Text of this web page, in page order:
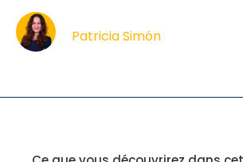
Patricia Simón